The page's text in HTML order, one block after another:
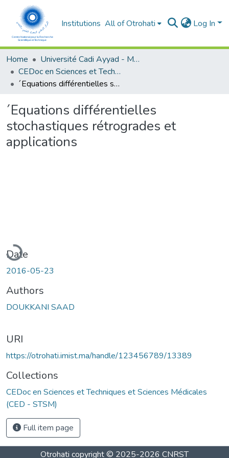
Institutions All of Otrohati Log In
Home
Université Cadi Ayyad - Marrakech
CEDoc en Sciences et Techniques et Sciences Médicales (CED - STSM)
´Equations différentielles stochastiques rétrogrades et applications
´Equations différentielles
stochastiques rétrogrades et
applications
Date
2016-05-23
Authors
DOUKKANI SAAD
URI
https://otrohati.imist.ma/handle/123456789/13389
Collections
CEDoc en Sciences et Techniques et Sciences Médicales
(CED - STSM)
Full item page
Otrohati copyright © 2025-2026 CNRST